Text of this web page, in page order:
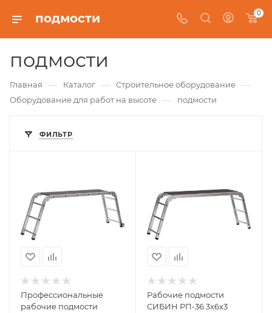
подмости 0
подмости
Главная — Каталог — Строительное оборудование —
Оборудование для работ на высоте — подмости
ФИЛЬТР
Профессиональные
рабочие подмости
Рабочие подмости
СИБИН РП-36 3x6x3